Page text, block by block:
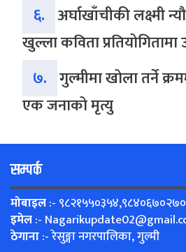
६. अर्घाखाँचीकी लक्ष्मी
खुल्ला कविता प्रतियोगितामा
७. गुल्मीमा खोला तर्ने
एक जनाको मृत्यु
सम्पर्क
मोबाइल:- ९८२१५५०३५४,९८४०६७०२७०
इमेल:-
ठेगाना:- रेसुङ्गा नगरपालिका, गुल्मी